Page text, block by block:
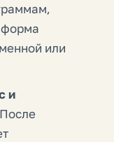
или
и
После